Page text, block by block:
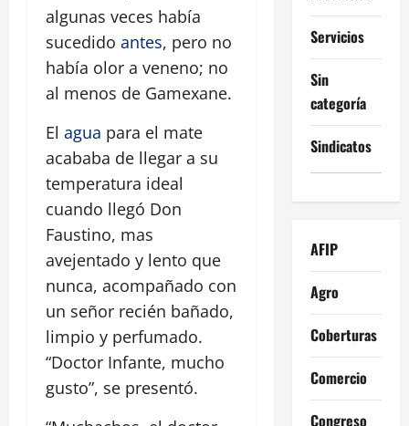
algunas veces había
sucedido antes, pero no
había olor a veneno; no
al menos de Gamexane.
El agua para el mate
acababa de llegar a su
temperatura ideal
cuando llegó Don
Faustino, mas
avejentado y lento que
nunca, acompañado con
un señor recién bañado,
limpio y perfumado.
“Doctor Infante, mucho
gusto”, se presentó.
Servicios
Sin
categoría
Sindicatos
AFIP
Agro
Coberturas
Comercio
Congreso